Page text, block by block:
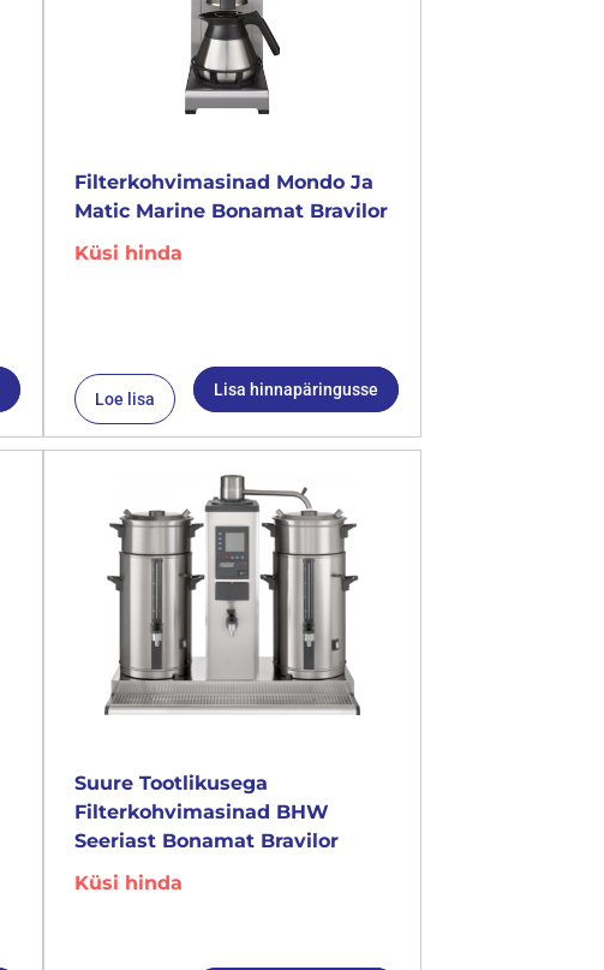
Filterkohvimasinad Mondo Ja
Matic Marine Bonamat Bravilor
Küsi hinda
Loe lisa Lisa hinnapäringusse
Suure Tootlikusega
Filterkohvimasinad BHW
Seeriast Bonamat Bravilor
Küsi hinda